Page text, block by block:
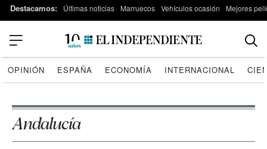
Destacamos: Últimas noticias Marruecos Vehículos ocasión Mejores
OPINIÓN ESPAÑA ECONOMÍA INTERNACIONAL
Andalucía